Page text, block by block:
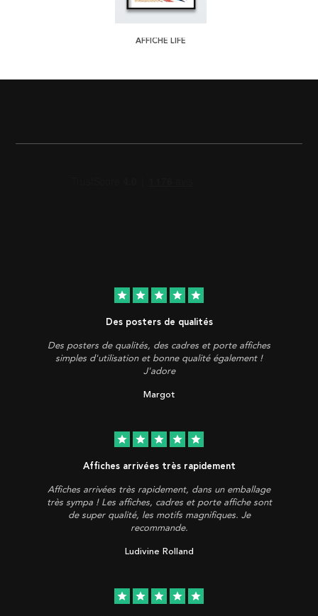
AFFICHE LIFE
star star star star star
Des posters de qualités
Des posters de qualités, des cadres et porte affiches
simples d'utilisation et bonne qualité également !
J'adore
Margot
star star star star star
Affiches arrivées très rapidement
Affiches arrivées très rapidement, dans un emballage
très sympa ! Les affiches, cadres et porte affiche sont
de super qualité, les motifs magnifiques. Je
recommande.
Ludivine Rolland
star star star star star